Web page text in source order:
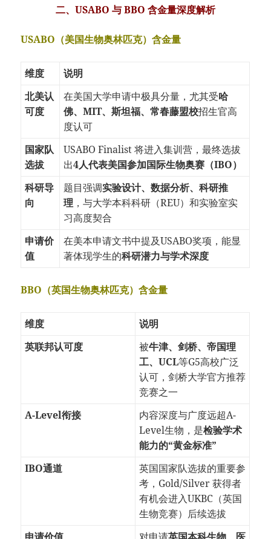
二、USABO 与 BBO 含金量深度解析
USABO（美国生物奥林匹克）含金量
维度
说明
北美认
可度
在美国大学申请中极具分量，尤其受哈
佛、MIT、斯坦福、常春藤盟校招生官高
度认可
国家队
选拔
USABO Finalist 将进入集训营，最终选拔
出4人代表美国参加国际生物奥赛（IBO）
科研导
向
题目强调实验设计、数据分析、科研推
理 ，与大学本科科研（REU）和实验室实
习高度契合
申请价
值
在美本申请文书中提及USABO奖项，能显
著体现学生的科研潜力与学术深度
BBO（英国生物奥林匹克）含金量
维度
说明
英联邦认可度
被牛津、剑桥、帝国理
工、UCL等G5高校广泛
认可，剑桥大学官方推荐
竞赛之一
A-Level衔接
内容深度与广度远超A-
Level生物，是检验学术
能力的“黄金标准”
IBO通道
英国国家队选拔的重要参
考，Gold/Silver 获得者
有机会进入UKBC（英国
生物竞赛）后续选拔